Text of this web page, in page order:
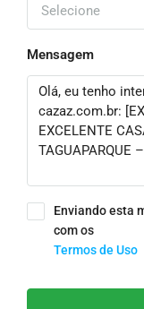
Selecione
Mensagem
Enviando esta
com os
Termos de Uso